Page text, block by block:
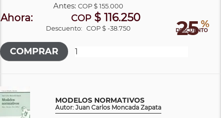
25 %
DESCUENTO
Antes:COP$ 155.000
Ahora: COP$ 116.250
Descuento: COP $ -38.750
MODELOS NORMATIVOS
Autor: Juan Carlos Moncada Zapata